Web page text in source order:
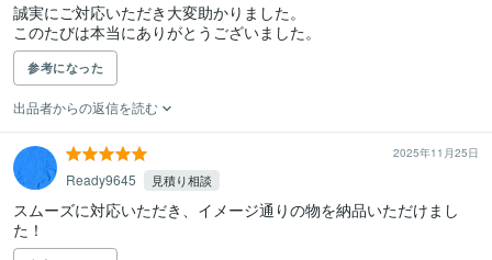
誠実にご対応いただき大変助かりました。
このたびは本当にありがとうございました。
参考になった
出品者からの返信を読む
2025年11月25日
Ready9645 見積り相談
スムーズに対応いただき、イメージ通りの物を納品いただけまし
た！